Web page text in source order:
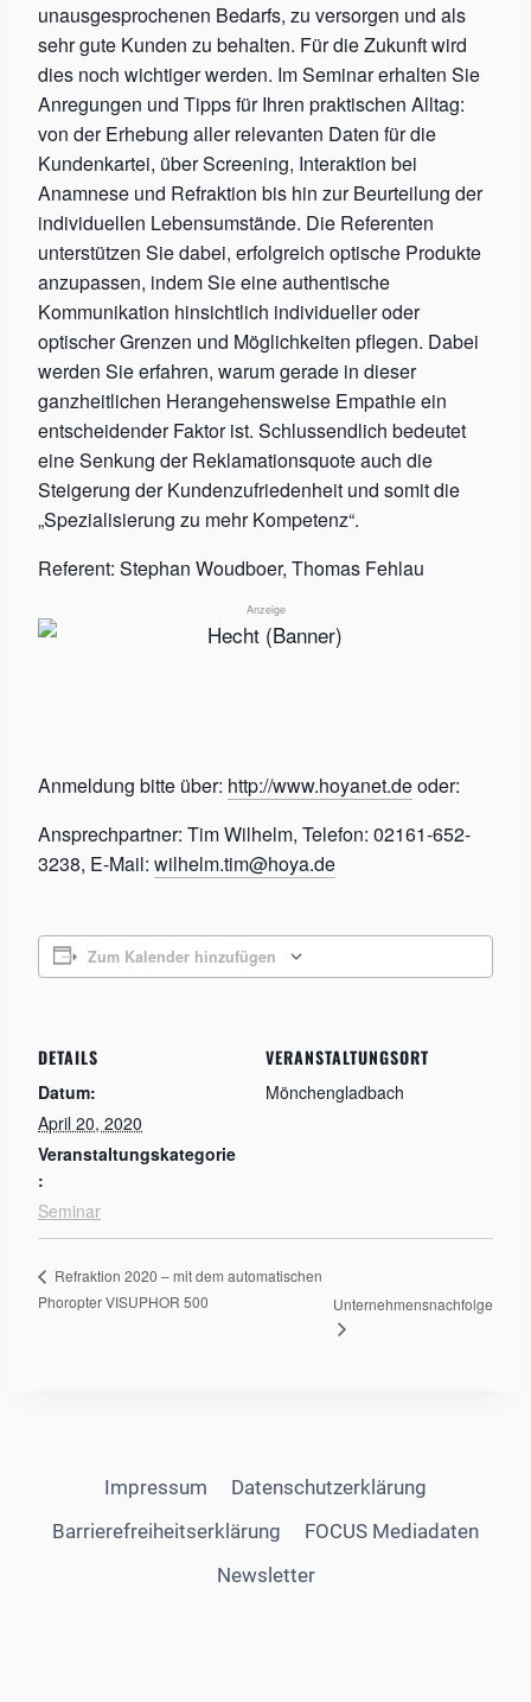
unausgesprochenen Bedarfs, zu versorgen und als
sehr gute Kunden zu behalten. Für die Zukunft wird
dies noch wichtiger werden. Im Seminar erhalten Sie
Anregungen und Tipps für Ihren praktischen Alltag:
von der Erhebung aller relevanten Daten für die
Kundenkartei, über Screening, Interaktion bei
Anamnese und Refraktion bis hin zur Beurteilung der
individuellen Lebensumstände. Die Referenten
unterstützen Sie dabei, erfolgreich optische Produkte
anzupassen, indem Sie eine authentische
Kommunikation hinsichtlich individueller oder
optischer Grenzen und Möglichkeiten pflegen. Dabei
werden Sie erfahren, warum gerade in dieser
ganzheitlichen Herangehensweise Empathie ein
entscheidender Faktor ist. Schlussendlich bedeutet
eine Senkung der Reklamationsquote auch die
Steigerung der Kundenzufriedenheit und somit die
„Spezialisierung zu mehr Kompetenz“.
Referent: Stephan Woudboer, Thomas Fehlau
Anzeige
Anmeldung bitte über: http://www.hoyanet.deoder:
Ansprechpartner: Tim Wilhelm, Telefon: 02161-652-
3238, E-Mail: wilhelm.tim@hoya.de
Zum Kalender hinzufügen
DETAILS
Datum:
April 20, 2020
Veranstaltungskategorie
:
Seminar
VERANSTALTUNGSORT
Mönchengladbach
Refraktion 2020 – mit dem automatischen
Phoropter VISUPHOR 500
Unternehmensnachfolge
Impressum
Datenschutzerklärung
Barrierefreiheitserklärung
FOCUS Mediadaten
Newsletter